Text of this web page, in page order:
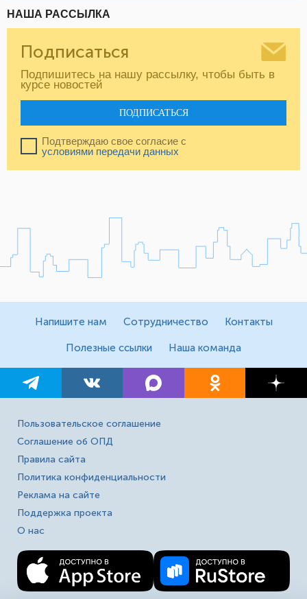
НАША РАССЫЛКА
Подписаться
Подпишитесь на нашу рассылку, чтобы быть в
курсе новостей
ПОДПИСАТЬСЯ
Подтверждаю свое согласие с
условиями передачи данных
Напишите нам Сотрудничество Контакты
Полезные ссылки Наша команда
Пользовательское соглашение
Соглашение об ОПД
Правила сайта
Политика конфиденциальности
Реклама на сайте
Поддержка проекта
О нас